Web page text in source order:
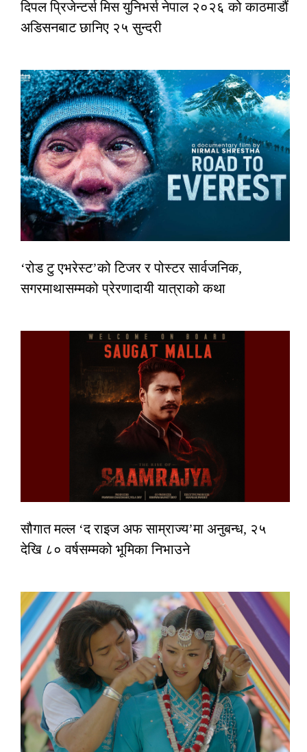
दिपल प्रिजेन्टर्स मिस युनिभर्स नेपाल २०२६ को काठमाडौं
अडिसनबाट छानिए २५ सुन्दरी
‘रोड टु एभरेस्ट’को टिजर र पोस्टर सार्वजनिक,
सगरमाथासम्मको प्रेरणादायी यात्राको कथा
सौगात मल्ल ‘द राइज अफ साम्राज्य’मा अनुबन्ध, २५
देखि ८० वर्षसम्मको भूमिका निभाउने